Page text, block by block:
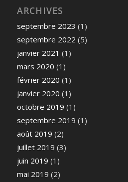
ARCHIVES
septembre 2023 (1)
septembre 2022 (5)
janvier 2021 (1)
mars 2020 (1)
février 2020 (1)
janvier 2020 (1)
octobre 2019 (1)
septembre 2019 (1)
août 2019 (2)
juillet 2019 (3)
juin 2019 (1)
mai 2019 (2)